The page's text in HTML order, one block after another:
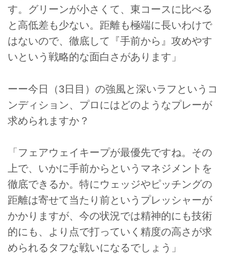
す。グリーンが小さくて、東コースに比べる
と高低差も少ない。距離も極端に長いわけで
はないので、徹底して『手前から』攻めやす
いという戦略的な面白さがあります」
ーー今日（3日目）の強風と深いラフというコ
ンディション、プロにはどのようなプレーが
求められますか？
「フェアウェイキープが最優先ですね。その
上で、いかに手前からというマネジメントを
徹底できるか。特にウェッジやピッチングの
距離は寄せて当たり前というプレッシャーが
かかりますが、今の状況では精神的にも技術
的にも、より点で打っていく精度の高さが求
められるタフな戦いになるでしょう」